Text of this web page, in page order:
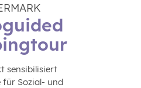
sensibilisiert
für Sozial- und